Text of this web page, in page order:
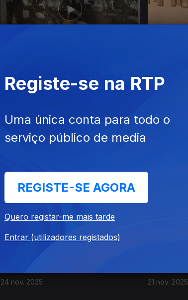
28 nov. 2025
24 nov. 2025 21 nov. 2025
Registe-se na RTP
Uma única conta para todo o
serviço público de media
REGISTE-SE AGORA
Quero registar-me mais tarde
Entrar (utilizadores registados)